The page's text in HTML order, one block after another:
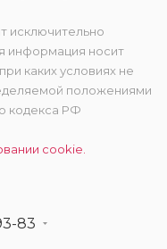
исключительно
информация носит
каких условиях не
положениями
кодекса РФ
cookie.
83